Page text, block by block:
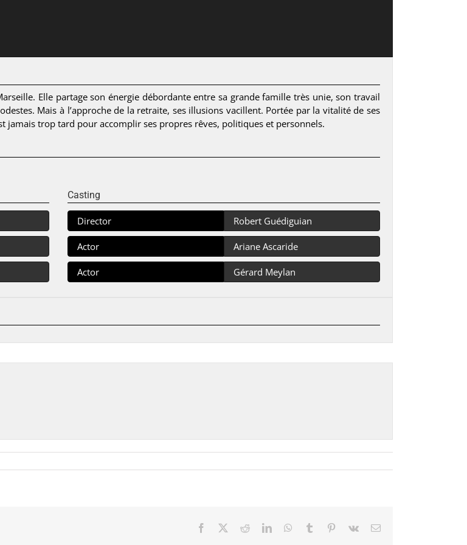
Elle partage son énergie débordante entre sa grande famille très unie, son travail
Mais à l’approche de la retraite, ses illusions vacillent. Portée par la vitalité de ses
jamais trop tard pour accomplir ses propres rêves, politiques et personnels.
Casting
Director Robert Guédiguian
Actor Ariane Ascaride
Actor Gérard Meylan
Facebook RedditLinkedInWhatsApp
Tumblr Pinterest
Vk Email